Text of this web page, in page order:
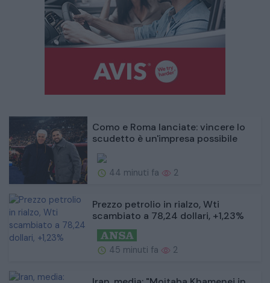
Como e Roma lanciate: vincere lo
scudetto è un'impresa possibile
44 minuti fa 2
Prezzo petrolio in rialzo, Wti
scambiato a 78,24 dollari, +1,23%
45 minuti fa 2